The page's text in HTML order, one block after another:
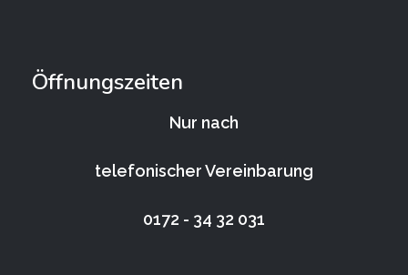
Öffnungszeiten
Nur nach
telefonischer Vereinbarung
0172 - 34 32 031